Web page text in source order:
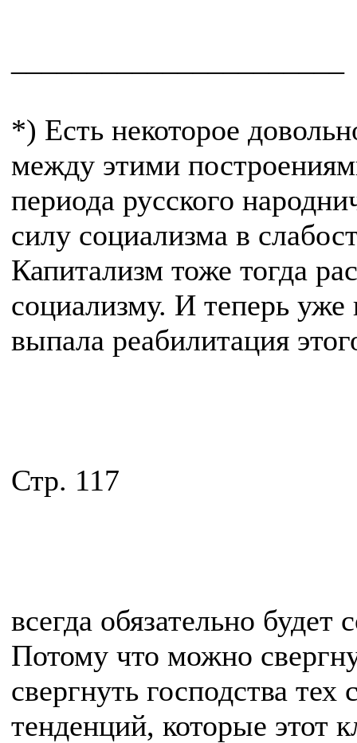
*) Есть некоторое
между этими
периода русского
силу социализма в
Капитализм тоже тогда
социализму. И теперь
выпала реабилитация
Стр. 117
всегда обязательно
Потому что можно
свергнуть господства
тенденций, которые этот